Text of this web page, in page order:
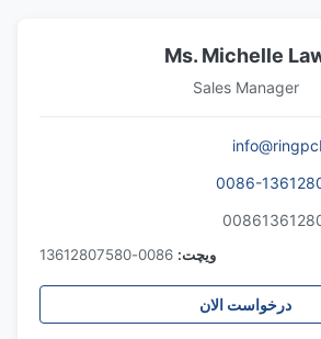
Ms. Michelle
Sales Manager
0086-
ویچت: 0086-13612807580
درخواست الان